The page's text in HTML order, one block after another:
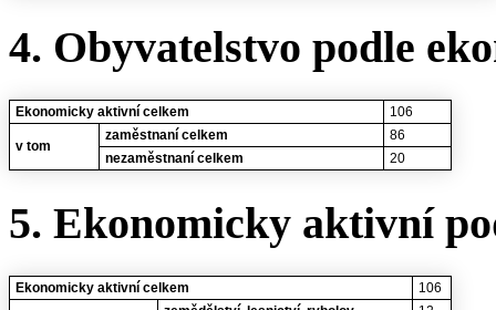
4. Obyvatelstvo podle
Ekonomicky aktivní celkem 106
v tom
zaměstnaní celkem
86
nezaměstnaní celkem
20
5. Ekonomicky aktivní
Ekonomicky aktivní celkem
106